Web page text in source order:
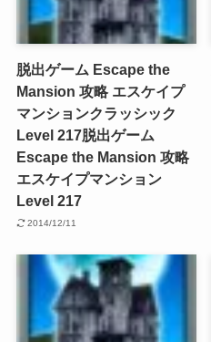
脱出ゲーム Escape the
Mansion 攻略 エスケイプ
マンションクラッシック
Level 217脱出ゲーム
Escape the Mansion 攻略
エスケイプマンション
Level 217
2014/12/11